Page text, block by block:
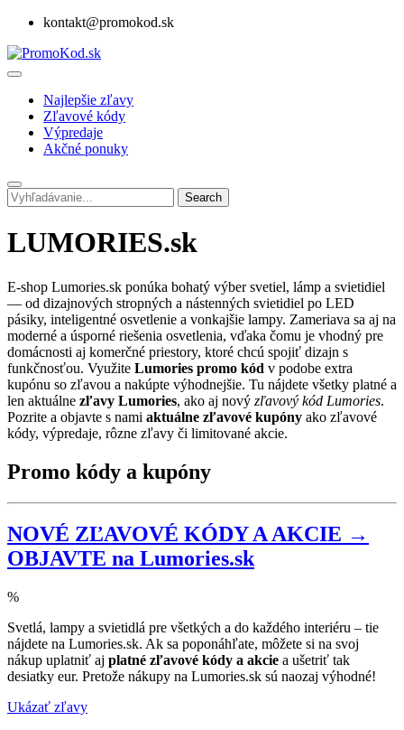
kontakt@promokod.sk
Najlepšie zľavy
Zľavové kódy
Výpredaje
Akčné ponuky
Search
LUMORIES.sk
E-shop Lumories.sk ponúka bohatý výber svetiel, lámp a svietidiel
— od dizajnových stropných a nástenných svietidiel po LED
pásiky, inteligentné osvetlenie a vonkajšie lampy. Zameriava sa aj na
moderné a úsporné riešenia osvetlenia, vďaka čomu je vhodný pre
domácnosti aj komerčné priestory, ktoré chcú spojiť dizajn s
funkčnosťou. Využite Lumories promo kód v podobe extra
kupónu so zľavou a nakúpte výhodnejšie. Tu nájdete všetky platné a
len aktuálne zľavy Lumories, ako aj nový zľavový kód Lumories.
Pozrite a objavte s nami aktuálne zľavové kupóny ako zľavové
kódy, výpredaje, rôzne zľavy či limitované akcie.
Promo kódy a kupóny
NOVÉ ZĽAVOVÉ KÓDY A AKCIE →
OBJAVTE na Lumories.sk
%
Svetlá, lampy a svietidlá pre všetkých a do každého interiéru – tie
nájdete na Lumories.sk. Ak sa poponáhľate, môžete si na svoj
nákup uplatniť aj platné zľavové kódy a akcie a ušetriť tak
desiatky eur. Pretože nákupy na Lumories.sk sú naozaj výhodné!
Ukázať zľavy